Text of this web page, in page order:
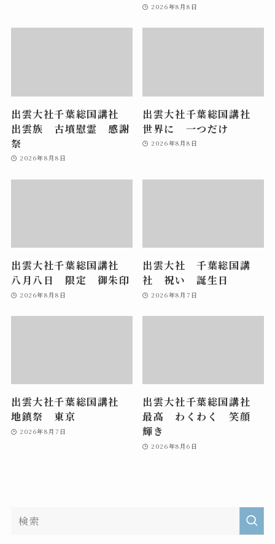
2026年8月8日
出雲大社千葉総国講社
出雲族 古墳慰霊 感謝
祭
2026年8月8日
出雲大社千葉総国講社
世界に 一つだけ
2026年8月8日
出雲大社千葉総国講社
八月八日 限定 御朱印
2026年8月8日
出雲大社 千葉総国講
社 祝い 誕生日
2026年8月7日
出雲大社千葉総国講社
地鎮祭 東京
2026年8月7日
出雲大社千葉総国講社
最高 わくわく 笑顔
輝き
2026年8月6日